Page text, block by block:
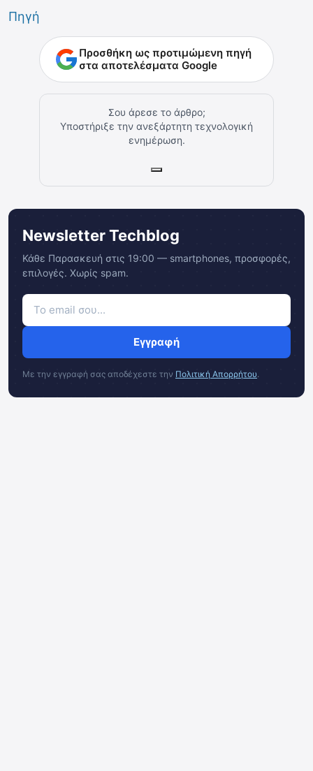
Πηγή
Προσθήκη ως προτιμώμενη πηγή
στα αποτελέσματα Google
Σου άρεσε το άρθρο;
Υποστήριξε την ανεξάρτητη τεχνολογική
ενημέρωση.
Newsletter Techblog
Κάθε Παρασκευή στις 19:00 — smartphones, προσφορές,
επιλογές. Χωρίς spam.
Εγγραφή
Με την εγγραφή σας αποδέχεστε την Πολιτική Απορρήτου.